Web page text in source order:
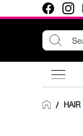
/ HAIR